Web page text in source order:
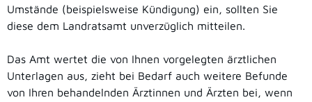
Umstände (beispielsweise Kündigung) ein, sollten Sie
diese dem Landratsamt unverzüglich mitteilen.
Das Amt wertet die von Ihnen vorgelegten ärztlichen
Unterlagen aus, zieht bei Bedarf auch weitere Befunde
von Ihren behandelnden Ärztinnen und Ärzten bei, wenn